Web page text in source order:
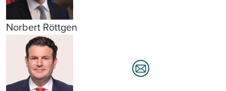
Norbert Röttgen